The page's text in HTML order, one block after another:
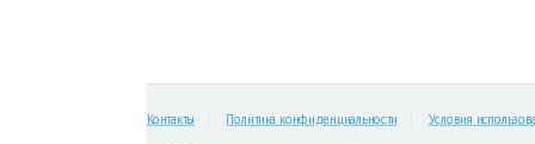
Контакты Политика конфиденциальности Условия